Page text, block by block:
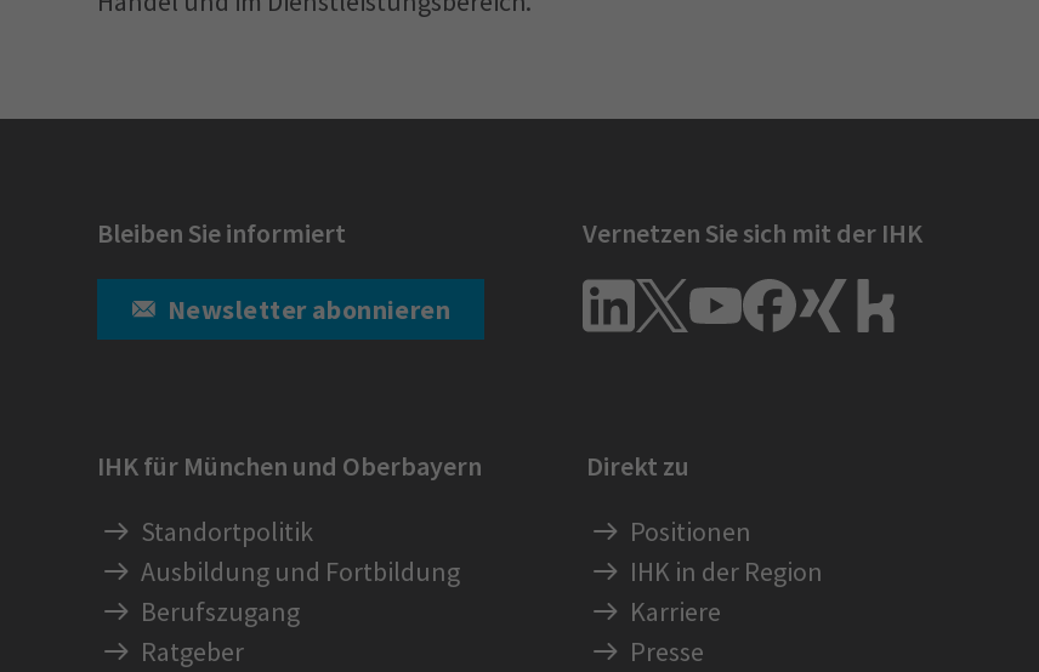
Bleiben Sie informiert
Newsletter abonnieren
Vernetzen Sie sich mit der IHK
IHK für München und Oberbayern
Standortpolitik
Ausbildung und Fortbildung
Berufszugang
Ratgeber
Direkt zu
Positionen
IHK in der Region
Karriere
Presse